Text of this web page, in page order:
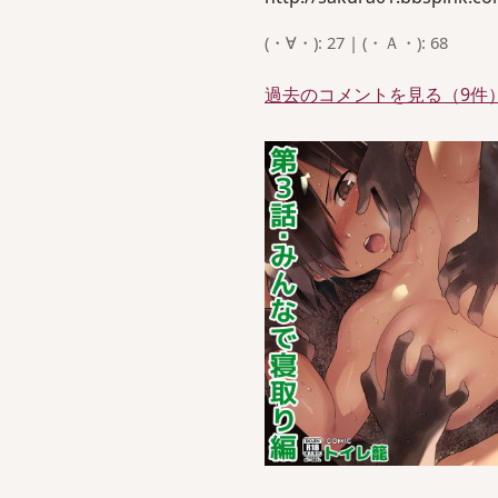
(・∀・): 27 | (・Ａ・): 68
過去のコメントを見る（9件